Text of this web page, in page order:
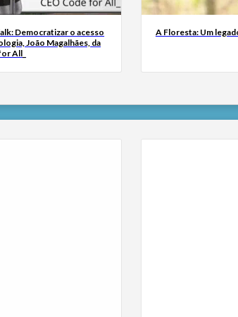
Democratizar o acesso
João Magalhães, da
All_
A Floresta: Um